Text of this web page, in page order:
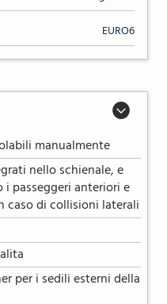
EURO6
manualmente
nello schienale, e
passeggeri anteriori e
caso di collisioni laterali
per i sedili esterni della